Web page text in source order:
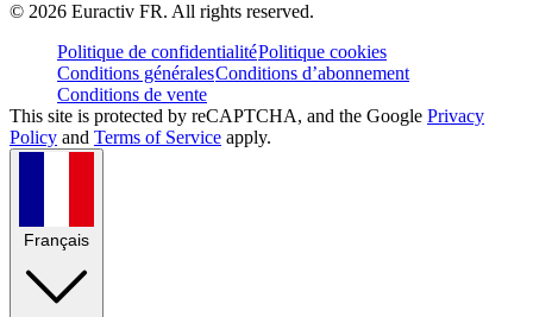
© 2026 Euractiv FR. All rights reserved.
Politique de confidentialitéPolitique cookies
Conditions généralesConditions d’abonnement
Conditions de vente
This site is protected by reCAPTCHA, and the Google Privacy
Policy and Terms of Service apply.
Français